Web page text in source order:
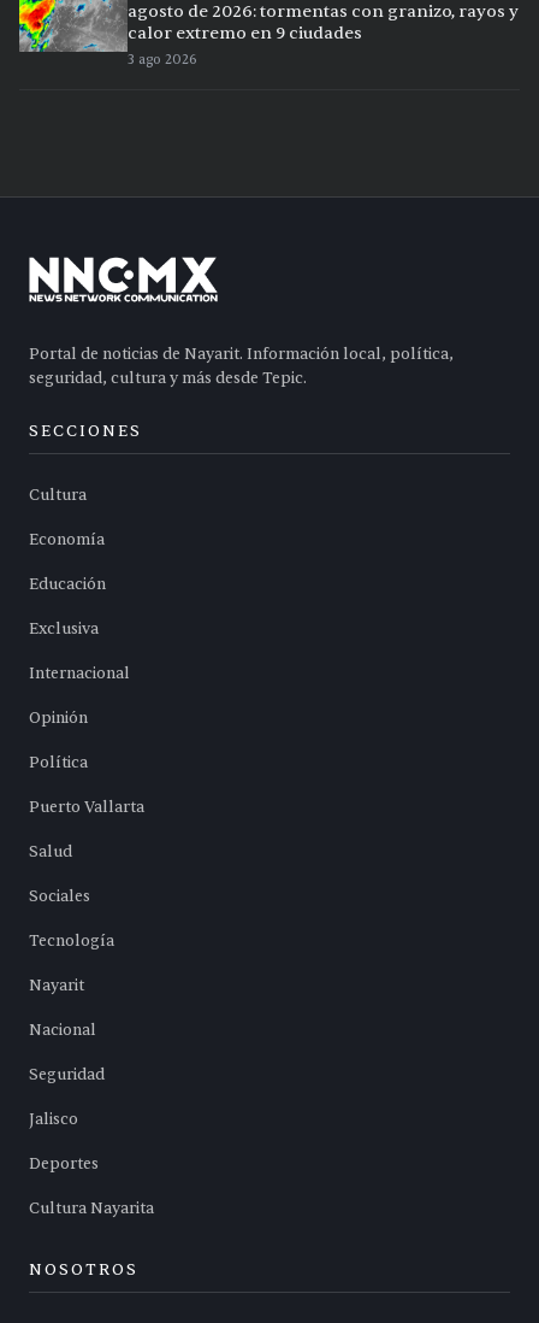
agosto de 2026: tormentas con granizo, rayos y
calor extremo en 9 ciudades
3 ago 2026
Portal de noticias de Nayarit. Información local, política,
seguridad, cultura y más desde Tepic.
SECCIONES
Cultura
Economía
Educación
Exclusiva
Internacional
Opinión
Política
Puerto Vallarta
Salud
Sociales
Tecnología
Nayarit
Nacional
Seguridad
Jalisco
Deportes
Cultura Nayarita
NOSOTROS